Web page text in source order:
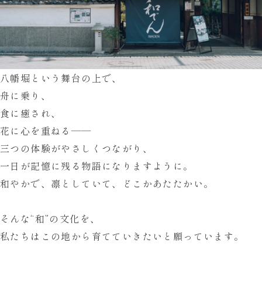
八幡堀という舞台の上で、
舟に乗り、
食に癒され、
花に心を重ねる——
三つの体験がやさしくつながり、
一日が記憶に残る物語になりますように。
和やかで、凛としていて、どこかあたたかい。
そんな“和”の文化 を、
私たちはこの地から 育てていきたいと願っています。